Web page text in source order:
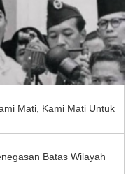
Mati, Kami Mati Untuk
Batas Wilayah